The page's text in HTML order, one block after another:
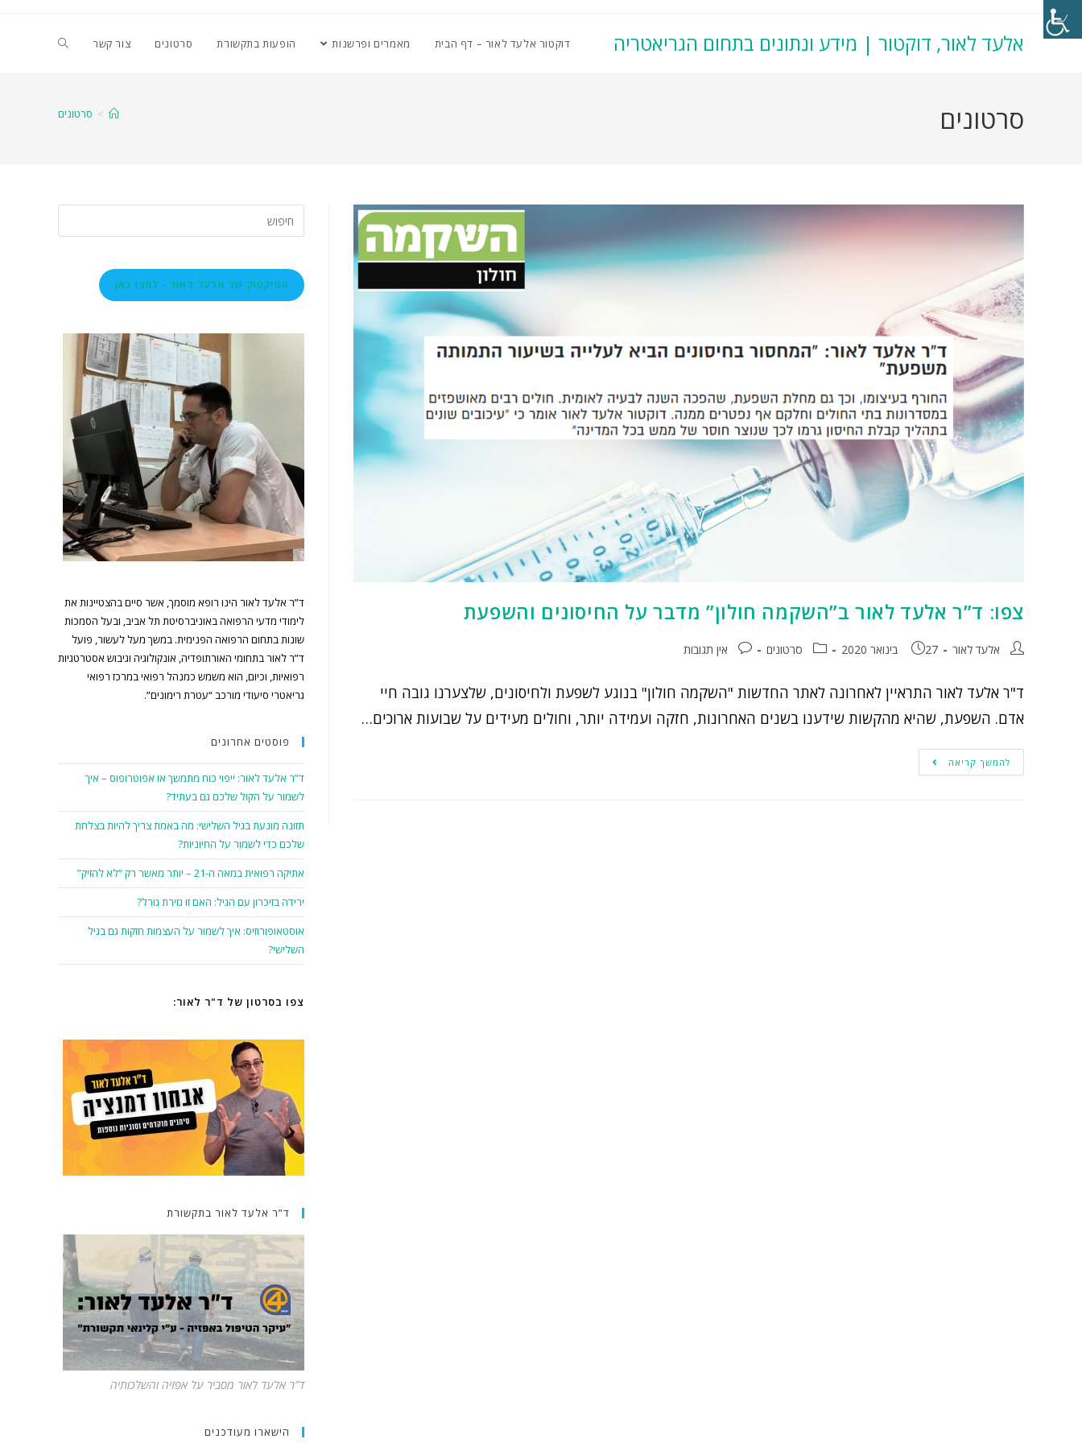
אלעד לאור, דוקטור | מידע ונתונים בתחום הגריאטריה דוקטור אלעד לאור – דף הבית מאמרים ופרשנות הופעות בתקשורת סרטונים צור קשר
סרטונים > סרטונים
צפו: ד”ר אלעד לאור ב”השקמה חולון” מדבר על החיסונים והשפעת
אלעד לאור 27 בינואר 2020 סרטונים אין תגובות
ד"ר אלעד לאור התראיין לאחרונה לאתר החדשות "השקמה חולון" בנוגע לשפעת ולחיסונים, שלצערנו גובה חיי
אדם. השפעת, שהיא מהקשות שידענו בשנים האחרונות, חזקה ועמידה יותר, וחולים מעידים על שבועות ארוכים…
להמשך קריאה
הטיקטוק של אלעד לאור - לחצו כאן
ד”ר אלעד לאור הינו רופא מוסמך, אשר סיים בהצטיינות את
לימודי מדעי הרפואה באוניברסיטת תל אביב, ובעל הסמכות
שונות בתחום הרפואה הפנימית. במשך מעל לעשור, פועל
ד”ר לאור בתחומי האורתופדיה, אונקולוגיה וגיבוש אסטרטגיות
רפואיות, וכיום, הוא משמש כמנהל רפואי במרכז רפואי
גריאטרי סיעודי מורכב “עטרת רימונים”.
פוסטים אחרונים
ד”ר אלעד לאור: ייפוי כוח מתמשך או אפוטרופוס – איך
לשמור על הקול שלכם גם בעתיד?
תזונה מונעת בגיל השלישי: מה באמת צריך להיות בצלחת
שלכם כדי לשמור על החיוניות?
אתיקה רפואית במאה ה-21 – יותר מאשר רק “לא להזיק”
ירידה בזיכרון עם הגיל: האם זו גזירת גורל?
אוסטאופורוזיס: איך לשמור על העצמות חזקות גם בגיל
השלישי?
צפו בסרטון של ד"ר לאור:
ד”ר אלעד לאור בתקשורת
ד”ר אלעד לאור מסביר על אפזיה והשלכותיה
הישארו מעודכנים